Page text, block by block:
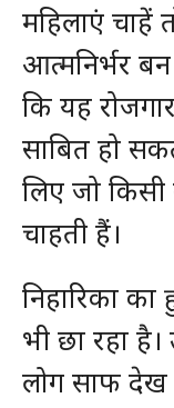
महिलाएं चाहें
आत्मनिर्भर
कि यह
साबित हो
लिए जो
चाहती हैं।
निहारिका
भी छा रहा
लोग साफ